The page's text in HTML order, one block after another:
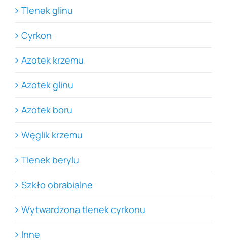
Tlenek glinu
Cyrkon
Azotek krzemu
Azotek glinu
Azotek boru
Węglik krzemu
Tlenek berylu
Szkło obrabialne
Wytwardzona tlenek cyrkonu
Inne